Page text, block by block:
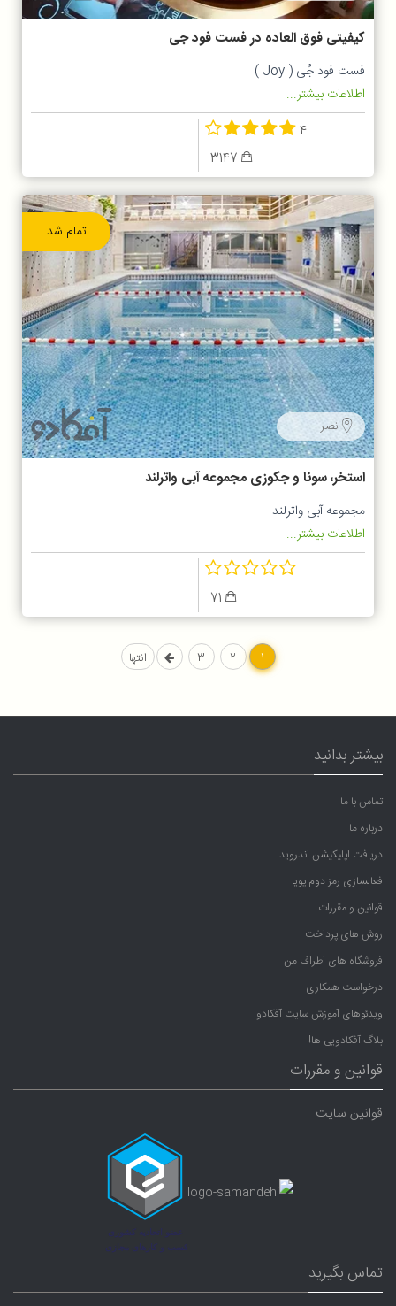
کیفیتی فوق العاده در فست فود جی
فست فود جُی ( Joy )
اطلاعات بیشتر...
4
تمام شد
نصر
استخر، سونا و جکوزی مجموعه آبی واترلند
مجموعه آبی واترلند
اطلاعات بیشتر...
1
2
3 انتها
بیشتر بدانید
تماس با ما
درباره ما
دریافت اپلیکیشن اندروید
فعالسازی رمز دوم پویا
قوانین و مقررات
روش های پرداخت
فروشگاه های اطراف من
درخواست همکاری
ویدئوهای آموزش سایت آفکادو
بلاگ آفکادویی ها!
قوانین و مقررات
قوانین سایت
تماس بگیرید